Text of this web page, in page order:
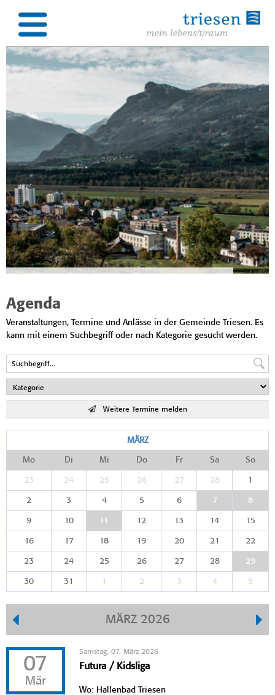
Agenda
Veranstaltungen, Termine und Anlässe in der Gemeinde Triesen. Es
kann mit einem Suchbegriff oder nach Kategorie gesucht werden.
Weitere Termine melden
MÄRZ
Mo Di Mi Do Fr Sa So
23 24 25 26 27 28 1
2 3 4 5 6 7 8
9 10 11 12 13 14 15
16 17 18 19 20 21 22
23 24 25 26 27 28 29
30 31 1 2 3 4 5
MÄRZ 2026
07
Mär
Samstag, 07. März 2026
Futura / Kidsliga
Wo: Hallenbad Triesen